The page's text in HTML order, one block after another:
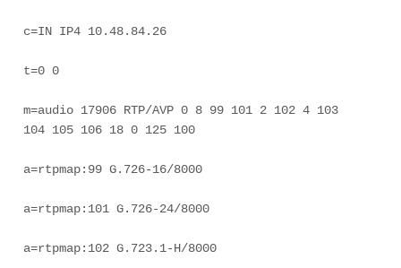
c=IN IP4 10.48.84.26
t=0 0
m=audio 17906 RTP/AVP 0 8 99 101 2 102 4 103
104 105 106 18 0 125 100
a=rtpmap:99 G.726-16/8000
a=rtpmap:101 G.726-24/8000
a=rtpmap:102 G.723.1-H/8000